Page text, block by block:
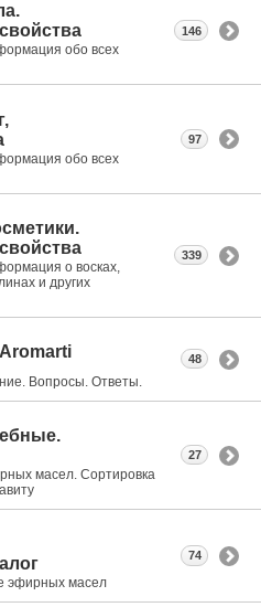
обо всех
146
обо всех
97
о восках,
и других
339
Вопросы. Ответы.
48
масел. Сортировка
27
эфирных масел
74